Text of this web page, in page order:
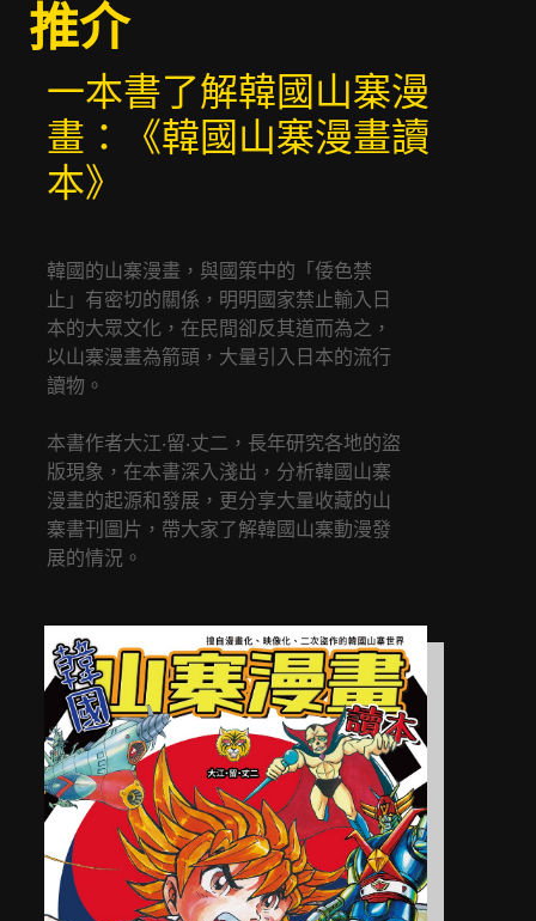
推介
一本書了解韓國山寨漫
畫：《韓國山寨漫畫讀
本》
韓國的山寨漫畫，與國策中的「倭色禁
止」有密切的關係，明明國家禁止輸入日
本的大眾文化，在民間卻反其道而為之，
以山寨漫畫為箭頭，大量引入日本的流行
讀物。
本書作者大江‧留‧丈二，長年研究各地的盜
版現象，在本書深入淺出，分析韓國山寨
漫畫的起源和發展，更分享大量收藏的山
寨書刊圖片，帶大家了解韓國山寨動漫發
展的情況。